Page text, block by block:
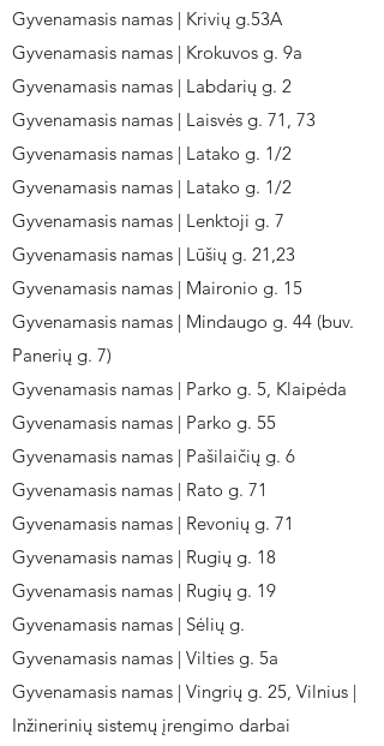
Gyvenamasis namas | Krivių g.53A
Gyvenamasis namas | Krokuvos g. 9a
Gyvenamasis namas | Labdarių g. 2
Gyvenamasis namas | Laisvės g. 71, 73
Gyvenamasis namas | Latako g. 1/2
Gyvenamasis namas | Latako g. 1/2
Gyvenamasis namas | Lenktoji g. 7
Gyvenamasis namas | Lūšių g. 21,23
Gyvenamasis namas | Maironio g. 15
Gyvenamasis namas | Mindaugo g. 44 (buv.
Panerių g. 7)
Gyvenamasis namas | Parko g. 5, Klaipėda
Gyvenamasis namas | Parko g. 55
Gyvenamasis namas | Pašilaičių g. 6
Gyvenamasis namas | Rato g. 71
Gyvenamasis namas | Revonių g. 71
Gyvenamasis namas | Rugių g. 18
Gyvenamasis namas | Rugių g. 19
Gyvenamasis namas | Sėlių g.
Gyvenamasis namas | Vilties g. 5a
Gyvenamasis namas | Vingrių g. 25, Vilnius |
Inžinerinių sistemų įrengimo darbai